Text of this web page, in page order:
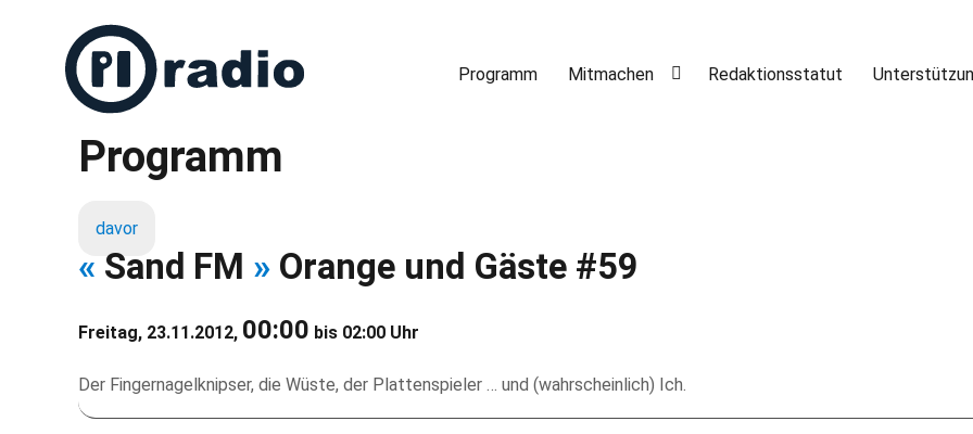
Freies Radio in Berlin
Programm Mitmachen Redaktionsstatut
Programm
davor
« Sand FM » Orange und Gäste #59
Freitag, 23.11.2012, 00:00 bis 02:00 Uhr
Der Fingernagelknipser, die Wüste, der Plattenspieler … und (wahrscheinlich) Ich.